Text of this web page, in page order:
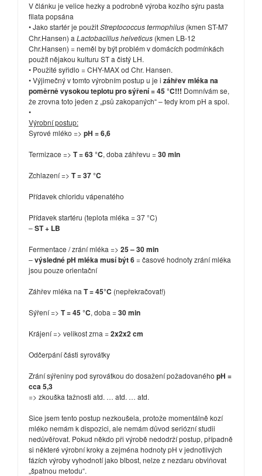
V článku je velice hezky a podrobně výroba kozího sýru pasta
filata popsána
• Jako startér je použitStreptococcus termophilus (kmen ST-M7
Chr.Hansen) a Lactobacillus helveticus (kmen LB-12
Chr.Hansen) = neměl by být problém v domácích podmínkách
použít nějakou kulturu ST a čistý LH.
• Použité syřidlo = CHY-MAX od Chr. Hansen.
• Výjimečný v tomto výrobním postup u je i záhřev mléka na
poměrně vysokou teplotu pro sýření = 45 °C!!! Domnívám se,
že zrovna toto jeden z „psů zakopaných“ – tedy krom pH a spol.
•
Výrobní postup:
Syrové mléko => pH = 6,6
Termizace => T = 63 °C, doba záhřevu =30 min
Zchlazení => T = 37 °C
Přídavek chloridu vápenatého
Přídavek startéru (teplota mléka = 37 °C)
–ST + LB
Fermentace / zrání mléka => 25 – 30 min
–výsledné pH mléka musí být 6= časové hodnoty zrání mléka
jsou pouze orientační
Záhřev mléka na T = 45°C (nepřekračovat!)
Sýření => T = 45 °C, doba =30 min
Krájení => velikost zrna =2x2x2 cm
Odčerpání části syrovátky
Zrání sýřeniny pod syrovátkou do dosažení požadovaného pH =
cca 5,3
=> zkouška tažnosti atd. … atd. … atd.
Sice jsem tento postup nezkoušela, protože momentálně kozí
mléko nemám k dispozici, ale nemám důvod seriózní studii
nedůvěřovat. Pokud někdo při výrobě nedodrží postup, případně
si některé výrobní kroky a zejména hodnoty pH v jednotlivých
fázích výroby vyhodnotí jako blbost, nelze z nezdaru obviňovat
„špatnou metodu“.